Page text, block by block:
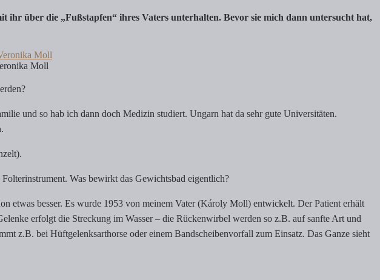
ihr über die „Fußstapfen“ ihres Vaters unterhalten. Bevor sie mich dann untersucht hat,
Moll
und so hab ich dann doch Medizin studiert. Ungarn hat da sehr gute Universitäten.
Was bewirkt das Gewichtsbad eigentlich?
etwas besser. Es wurde 1953 von meinem Vater (Károly Moll) entwickelt. Der Patient erhält
erfolgt die Streckung im Wasser – die Rückenwirbel werden so z.B. auf sanfte Art und
z.B. bei Hüftgelenksarthorse oder einem Bandscheibenvorfall zum Einsatz. Das Ganze sieht